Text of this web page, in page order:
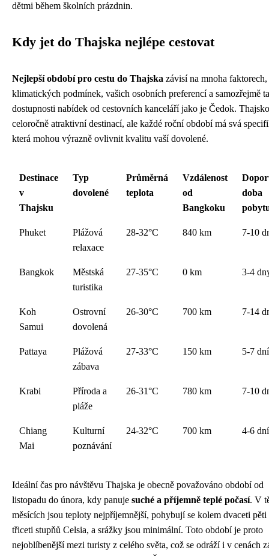
dětmi během školních prázdnin.
Kdy jet do Thajska nejlépe cestovat
Nejlepší období pro cestu do Thajska závisí na mnoha faktorech,
klimatických podmínek, vašich osobních preferencí a samozřejmě
dostupnosti nabídek od cestovních kanceláří jako je Čedok.
celoročně atraktivní destinací, ale každé roční období má svá
která mohou výrazně ovlivnit kvalitu vaší dovolené.
Destinace
v
Thajsku
Typ
dovolené
Průměrná
teplota
Vzdálenost
od
Bangkoku
doba
Phuket
Plážová
relaxace
28-32°C 840 km 7-10
Bangkok
Městská
turistika
27-35°C 0 km 3-4
Koh
Samui
Ostrovní
dovolená
26-30°C 700 km 7-14
Pattaya
Plážová
zábava
27-33°C 150 km 5-7 dní
Krabi
Příroda a
pláže
26-31°C 780 km 7-10
Chiang
Mai
Kulturní
poznávání
24-32°C 700 km 4-6 dní
Ideální čas pro návštěvu Thajska je obecně považováno období od
listopadu do února, kdy panuje suché a příjemně teplé počasí. V
měsících jsou teploty nejpříjemnější, pohybují se kolem dvaceti pěti
třiceti stupňů Celsia, a srážky jsou minimální. Toto období je proto
nejoblíbenější mezi turisty z celého světa, což se odráží i v cenách